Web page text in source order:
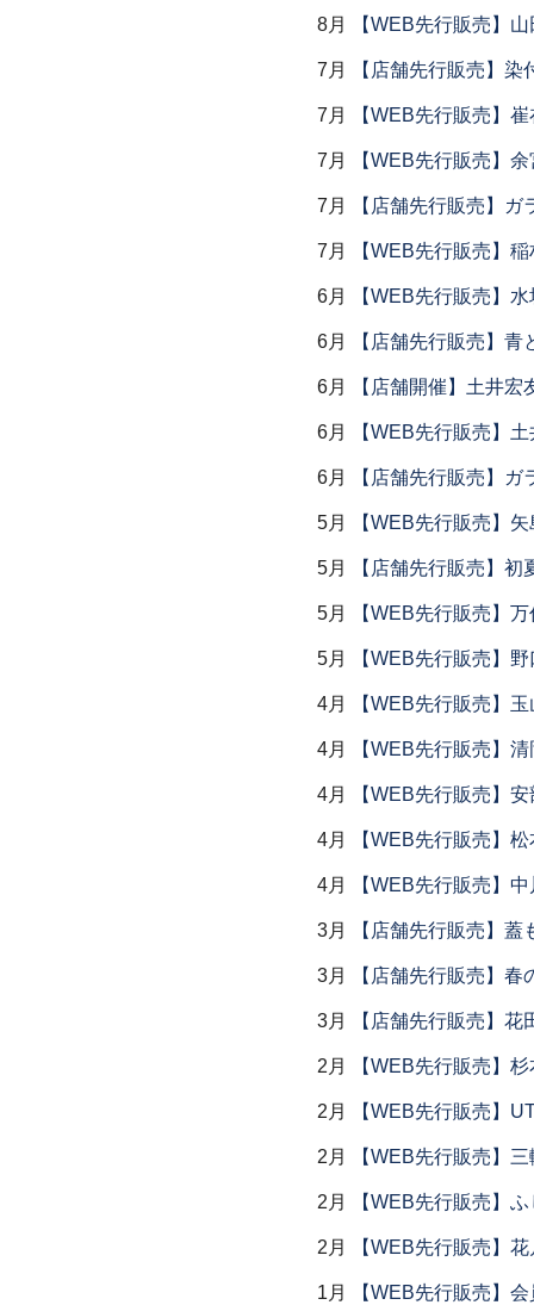
8月 【WEB先行販売】
7月 【店舗先行販売】染
7月 【WEB先行販売】
7月 【WEB先行販売】
7月 【店舗先行販売】ガ
7月 【WEB先行販売】
6月 【WEB先行販売】
6月 【店舗先行販売】青
6月 【店舗開催】土井宏
6月 【WEB先行販売】
6月 【店舗先行販売】ガ
5月 【WEB先行販売】
5月 【店舗先行販売】初
5月 【WEB先行販売】
5月 【WEB先行販売】
4月 【WEB先行販売】
4月 【WEB先行販売】
4月 【WEB先行販売】
4月 【WEB先行販売】
4月 【WEB先行販売】
3月 【店舗先行販売】蓋
3月 【店舗先行販売】春
3月 【店舗先行販売】
2月 【WEB先行販売】
2月 【WEB先行販売】
2月 【WEB先行販売】
2月 【WEB先行販売】
2月 【WEB先行販売】
1月 【WEB先行販売】